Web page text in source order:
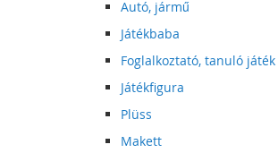
Autó, jármű
Játékbaba
Foglalkoztató, tanuló játék
Játékfigura
Plüss
Makett